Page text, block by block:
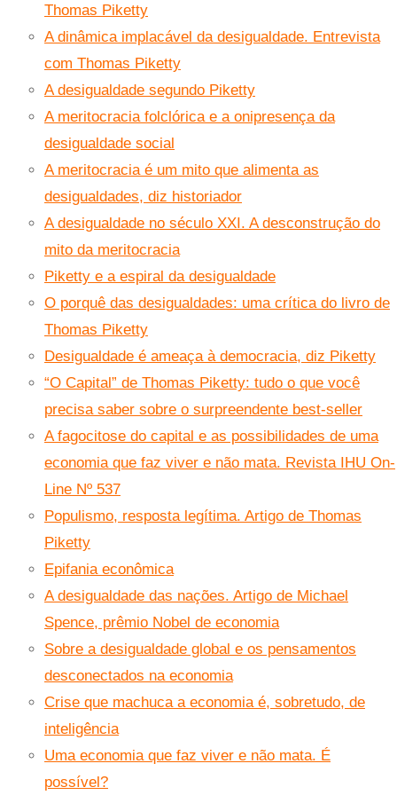
Thomas Piketty
A dinâmica implacável da desigualdade. Entrevista
com Thomas Piketty
A desigualdade segundo Piketty
A meritocracia folclórica e a onipresença da
desigualdade social
A meritocracia é um mito que alimenta as
desigualdades, diz historiador
A desigualdade no século XXI. A desconstrução do
mito da meritocracia
Piketty e a espiral da desigualdade
O porquê das desigualdades: uma crítica do livro de
Thomas Piketty
Desigualdade é ameaça à democracia, diz Piketty
“O Capital” de Thomas Piketty: tudo o que você
precisa saber sobre o surpreendente best-seller
A fagocitose do capital e as possibilidades de uma
economia que faz viver e não mata. Revista IHU On-
Line Nº 537
Populismo, resposta legítima. Artigo de Thomas
Piketty
Epifania econômica
A desigualdade das nações. Artigo de Michael
Spence, prêmio Nobel de economia
Sobre a desigualdade global e os pensamentos
desconectados na economia
Crise que machuca a economia é, sobretudo, de
inteligência
Uma economia que faz viver e não mata. É
possível?